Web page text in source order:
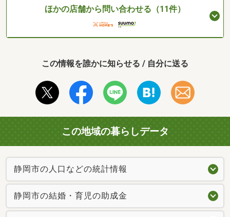
ほかの店舗から問い合わせる（11件）
この情報を誰かに知らせる / 自分に送る
この地域の暮らしデータ
静岡市の人口などの統計情報
静岡市の結婚・育児の助成金